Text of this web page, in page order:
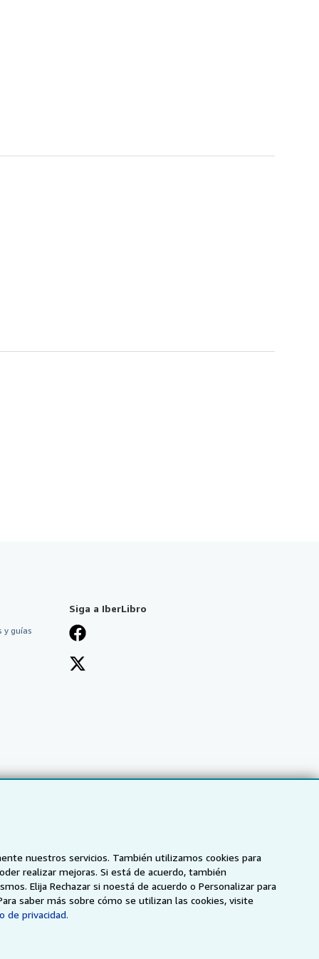
nuestros servicios. También utilizamos cookies para
realizar mejoras. Si está de acuerdo, también
Elija Rechazar si noestá de acuerdo o Personalizar para
saber más sobre cómo se utilizan las cookies, visite
de privacidad.
y guías
Siga a IberLibro
AbeBooks.ca ZVAB.com